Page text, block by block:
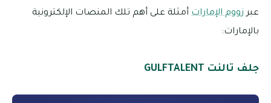
عبر زووم الإمارات أمثلة على أهم تلك المنصات الإلكترونية
بالإمارات:
جلف تالنت GULFTALENT